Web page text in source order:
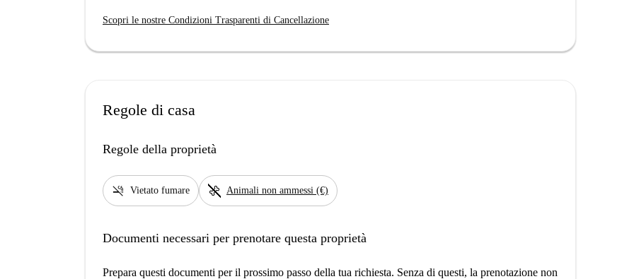
Scopri le nostre Condizioni Trasparenti di Cancellazione
Regole di casa
Regole della proprietà
smoke_free Vietato fumare pet_supplies Animali non ammessi (€)
Documenti necessari per prenotare questa proprietà
Prepara questi documenti per il prossimo passo della tua richiesta. Senza di questi, la prenotazione non